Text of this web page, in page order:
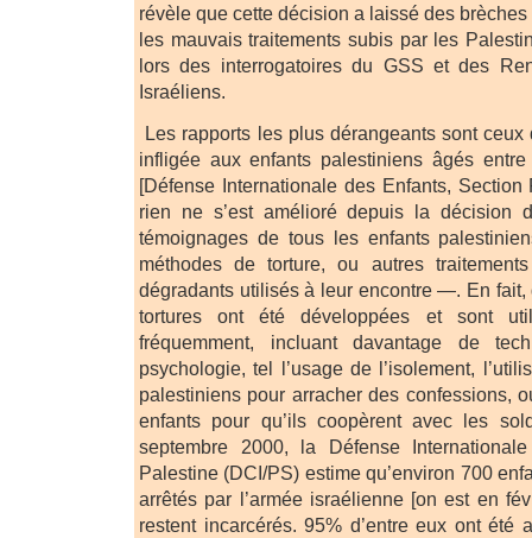
révèle que cette décision a laissé des
les mauvais traitements subis par les
lors des interrogatoires du GSS et des
Israéliens.
Les rapports les plus dérangeants sont
infligée aux enfants palestiniens âgés
[Défense Internationale des Enfants, Section
rien ne s’est amélioré depuis la
témoignages de tous les enfants
méthodes de torture, ou autres
dégradants utilisés à leur encontre —. En fait,
tortures ont été développées et sont
fréquemment, incluant davantage de
psychologie, tel l’usage de l’isolement,
palestiniens pour arracher des confessions,
enfants pour qu’ils coopèrent avec les
septembre 2000, la Défense
Palestine (DCI/PS) estime qu’environ 700
arrêtés par l’armée israélienne [on est en
restent incarcérés. 95% d’entre eux ont été